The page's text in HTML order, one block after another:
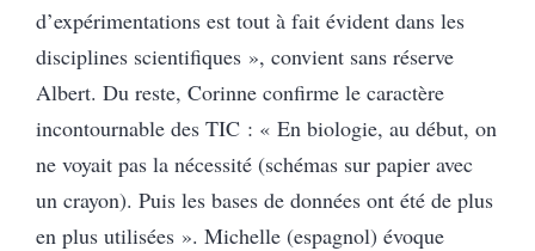
d’expérimentations est tout à fait évident dans les
disciplines scientifiques », convient sans réserve
Albert. Du reste, Corinne confirme le caractère
incontournable des TIC : « En biologie, au début, on
ne voyait pas la nécessité (schémas sur papier avec
un crayon). Puis les bases de données ont été de plus
en plus utilisées ». Michelle (espagnol) évoque